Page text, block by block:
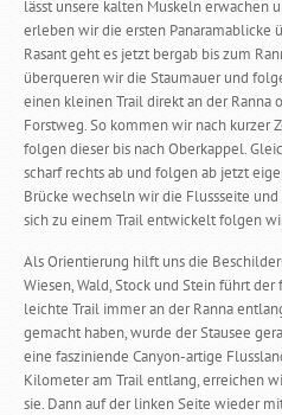
lässt unsere kalten Muskeln erwachen
erleben wir die ersten Panaramablicke
Rasant geht es jetzt bergab bis zum
überqueren wir die Staumauer und
einen kleinen Trail direkt an der Ranna
Forstweg. So kommen wir nach kurzer
folgen dieser bis nach Oberkappel.
scharf rechts ab und folgen ab jetzt
Brücke wechseln wir die Flussseite
sich zu einem Trail entwickelt folgen
Als Orientierung hilft uns die
Wiesen, Wald, Stock und Stein führt
leichte Trail immer an der Ranna
gemacht haben, wurde der Stausee
eine fasziniende Canyon-artige
Kilometer am Trail entlang, erreichen
sie. Dann auf der linken Seite wieder